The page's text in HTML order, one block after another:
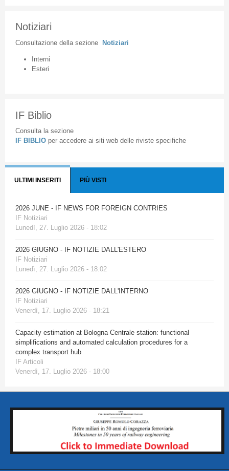
Notiziari
Consultazione della sezione Notiziari
Interni
Esteri
IF Biblio
Consulta la sezione
IF BIBLIO per accedere ai siti web delle riviste specifiche
ULTIMI INSERITI PIÙ VISTI
2026 JUNE - IF NEWS FOR FOREIGN CONTRIES
IF Notiziari
Lunedì, 27. Luglio 2026 - 18:02
2026 GIUGNO - IF NOTIZIE DALL'ESTERO
IF Notiziari
Lunedì, 27. Luglio 2026 - 18:02
2026 GIUGNO - IF NOTIZIE DALL'INTERNO
IF Notiziari
Venerdì, 17. Luglio 2026 - 18:21
Capacity estimation at Bologna Centrale station: functional
simplifications and automated calculation procedures for a
complex transport hub
IF Articoli
Venerdì, 17. Luglio 2026 - 18:00